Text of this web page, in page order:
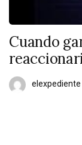
Cuando
elexpediente